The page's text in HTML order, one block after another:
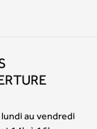
au vendredi